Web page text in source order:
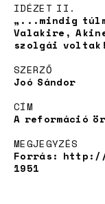
Hírek
IDÉZET II.
„...mindig
Valakire,
szolgái
SZERZŐ
Joó Sándor
CÍM
A reformáció
MEGJEGYZÉS
Forrás: http://
1951